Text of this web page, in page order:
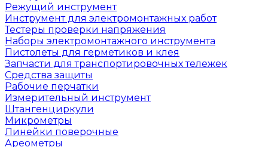
Режущий инструмент
Инструмент для электромонтажных работ
Тестеры проверки напряжения
Наборы электромонтажного инструмента
Пистолеты для герметиков и клея
Запчасти для транспортировочных тележек
Средства защиты
Рабочие перчатки
Измерительный инструмент
Штангенциркули
Микрометры
Линейки поверочные
Ареометры